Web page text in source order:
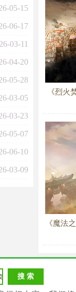
05-15
06-17
03-11
04-20
05-28
03-05
03-23
05-07
06-10
03-09
《烈
《魔法